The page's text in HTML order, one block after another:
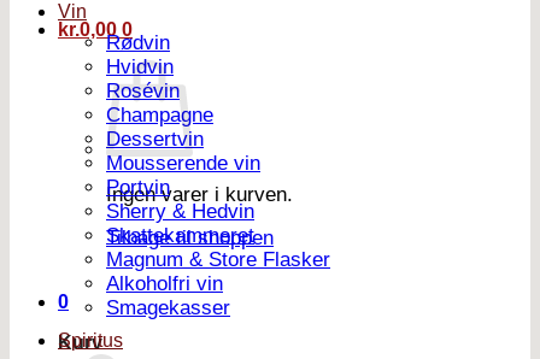
kr.0,00 0
Ingen varer i kurven.
Tilbage til shoppen
0
Kurv
Vin
Rødvin
Hvidvin
Rosévin
Champagne
Dessertvin
Mousserende vin
Portvin
Sherry & Hedvin
Skattekammeret
Magnum & Store Flasker
Alkoholfri vin
Smagekasser
Spiritus